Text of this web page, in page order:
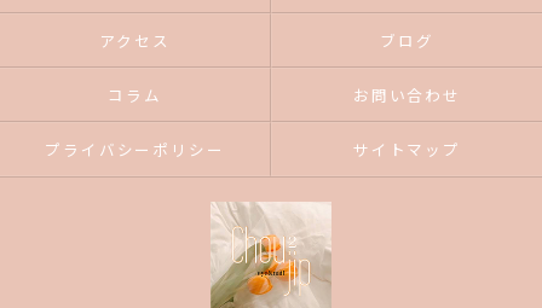
アクセス ブログ
コラム お問い合わせ
プライバシーポリシー サイトマップ